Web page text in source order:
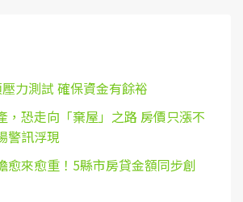
力測試 確保資金有餘裕
，恐走向「棄屋」之路 房價只漲不
警訊浮現
愈來愈重！5縣市房貸金額同步創